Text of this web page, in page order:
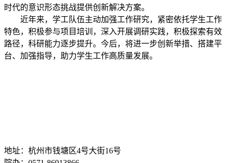
时代的意识形态挑战提供创新解决方案。
近年来，学工队伍主动加强工作研究，紧密依托学生工作
特色，积极参与项目培训，深入开展调研实践，积极探索有效
路径，科研能力逐步提升。今后，将进一步创新举措、搭建平
台、加强指导，助力学生工作高质量发展。
地址：杭州市钱塘区4号大街16号